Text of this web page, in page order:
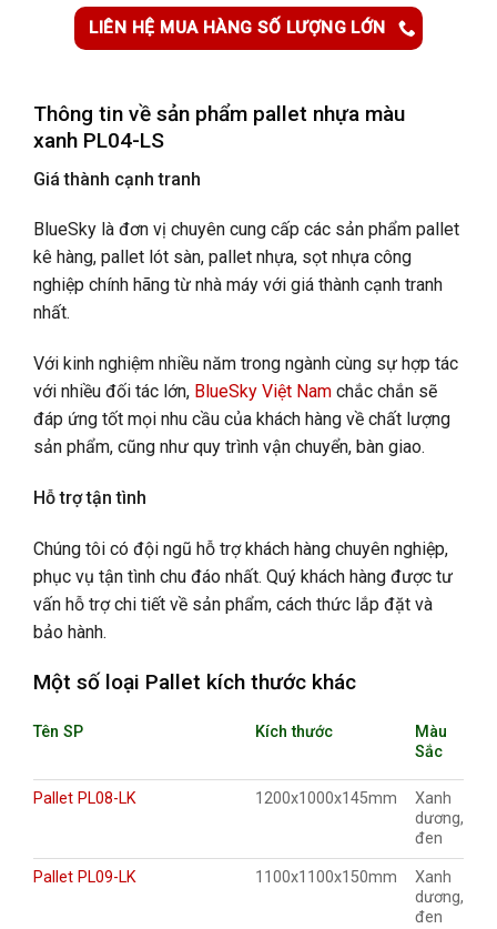
LIÊN HỆ MUA HÀNG SỐ LƯỢNG LỚN
Thông tin về sản phẩm pallet nhựa màu
xanh PL04-LS
Giá thành cạnh tranh
BlueSky là đơn vị chuyên cung cấp các sản phẩm pallet
kê hàng, pallet lót sàn, pallet nhựa, sọt nhựa công
nghiệp chính hãng từ nhà máy với giá thành cạnh tranh
nhất.
Với kinh nghiệm nhiều năm trong ngành cùng sự hợp tác
với nhiều đối tác lớn, BlueSky Việt Nam chắc chắn sẽ
đáp ứng tốt mọi nhu cầu của khách hàng về chất lượng
sản phẩm, cũng như quy trình vận chuyển, bàn giao.
Hỗ trợ tận tình
Chúng tôi có đội ngũ hỗ trợ khách hàng chuyên nghiệp,
phục vụ tận tình chu đáo nhất. Quý khách hàng được tư
vấn hỗ trợ chi tiết về sản phẩm, cách thức lắp đặt và
bảo hành.
Một số loại Pallet kích thước khác
Tên SP Kích thước
Màu
Sắc
Pallet PL08-LK 1200x1000x145mm
Xanh
dương,
đen
Pallet PL09-LK 1100x1100x150mm
Xanh
dương,
đen